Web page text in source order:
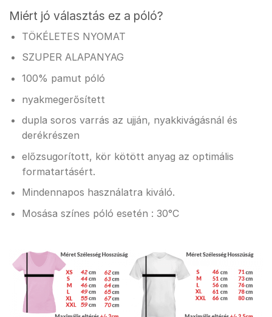
Miért jó választás ez a póló?
TÖKÉLETES NYOMAT
SZUPER ALAPANYAG
100% pamut póló
nyakmegerősített
dupla soros varrás az ujján, nyakkivágásnál és
derékrészen
előzsugorított, kör kötött anyag az optimális
formatartásért.
Mindennapos használatra kiváló.
Mosása színes póló esetén : 30°C